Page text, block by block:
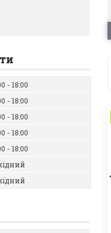
18:00
18:00
18:00
18:00
18:00